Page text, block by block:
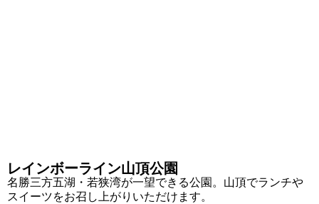
レインボーライン山頂公園
名勝三方五湖・若狭湾が一望できる公園。山頂でランチや
スイーツをお召し上がりいただけます。